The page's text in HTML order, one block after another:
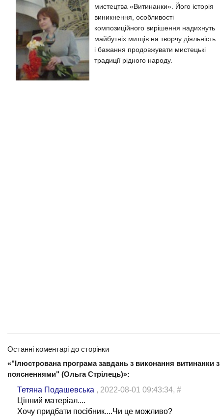
мистецтва «Витинанки». Його історія
виникнення, особливості
композиційного вирішення надихнуть
майбутніх митців на творчу діяльність
і бажання продовжувати мистецькі
традиції рідного народу.
Останні коментарі до сторінки
«"Ілюстрована програма завдань з виконання витинанки з
поясненнями" (Ольга Стрілець)»:
Тетяна Подашевська , 2022-08-01 09:43:34, #
Цінний матеріал....
Хочу придбати посібник....Чи це можливо?